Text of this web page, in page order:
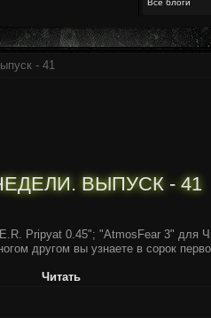
Все блоги
- 41
ВЫПУСК - 41
Pripyat 0.45"; "AtmosFear 3" для
другом вы узнаете в сорок
Читать